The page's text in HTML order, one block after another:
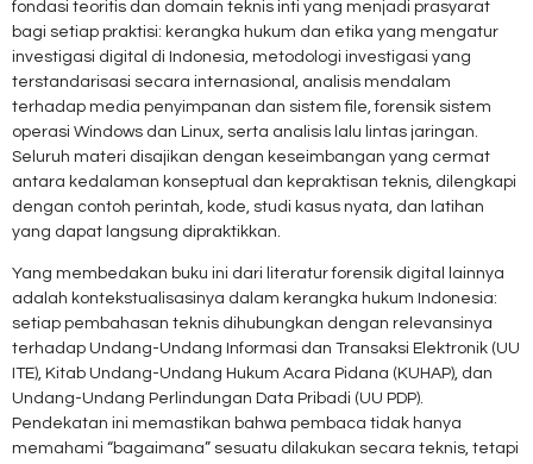
fondasi teoritis dan domain teknis inti yang menjadi prasyarat
bagi setiap praktisi: kerangka hukum dan etika yang mengatur
investigasi digital di Indonesia, metodologi investigasi yang
terstandarisasi secara internasional, analisis mendalam
terhadap media penyimpanan dan sistem file, forensik sistem
operasi Windows dan Linux, serta analisis lalu lintas jaringan.
Seluruh materi disajikan dengan keseimbangan yang cermat
antara kedalaman konseptual dan kepraktisan teknis, dilengkapi
dengan contoh perintah, kode, studi kasus nyata, dan latihan
yang dapat langsung dipraktikkan.
Yang membedakan buku ini dari literatur forensik digital lainnya
adalah kontekstualisasinya dalam kerangka hukum Indonesia:
setiap pembahasan teknis dihubungkan dengan relevansinya
terhadap Undang-Undang Informasi dan Transaksi Elektronik (UU
ITE), Kitab Undang-Undang Hukum Acara Pidana (KUHAP), dan
Undang-Undang Perlindungan Data Pribadi (UU PDP).
Pendekatan ini memastikan bahwa pembaca tidak hanya
memahami “bagaimana” sesuatu dilakukan secara teknis, tetapi